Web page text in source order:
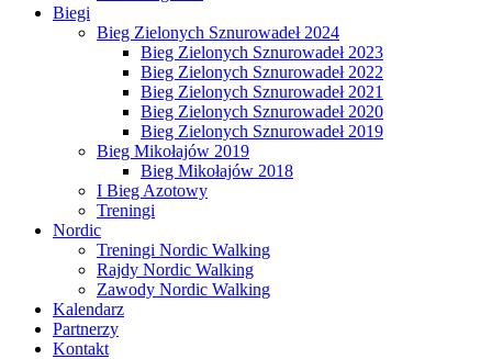
Biegi
Bieg Zielonych Sznurowadeł 2024
Bieg Zielonych Sznurowadeł 2023
Bieg Zielonych Sznurowadeł 2022
Bieg Zielonych Sznurowadeł 2021
Bieg Zielonych Sznurowadeł 2020
Bieg Zielonych Sznurowadeł 2019
Bieg Mikołajów 2019
Bieg Mikołajów 2018
I Bieg Azotowy
Treningi
Nordic
Treningi Nordic Walking
Rajdy Nordic Walking
Zawody Nordic Walking
Kalendarz
Partnerzy
Kontakt